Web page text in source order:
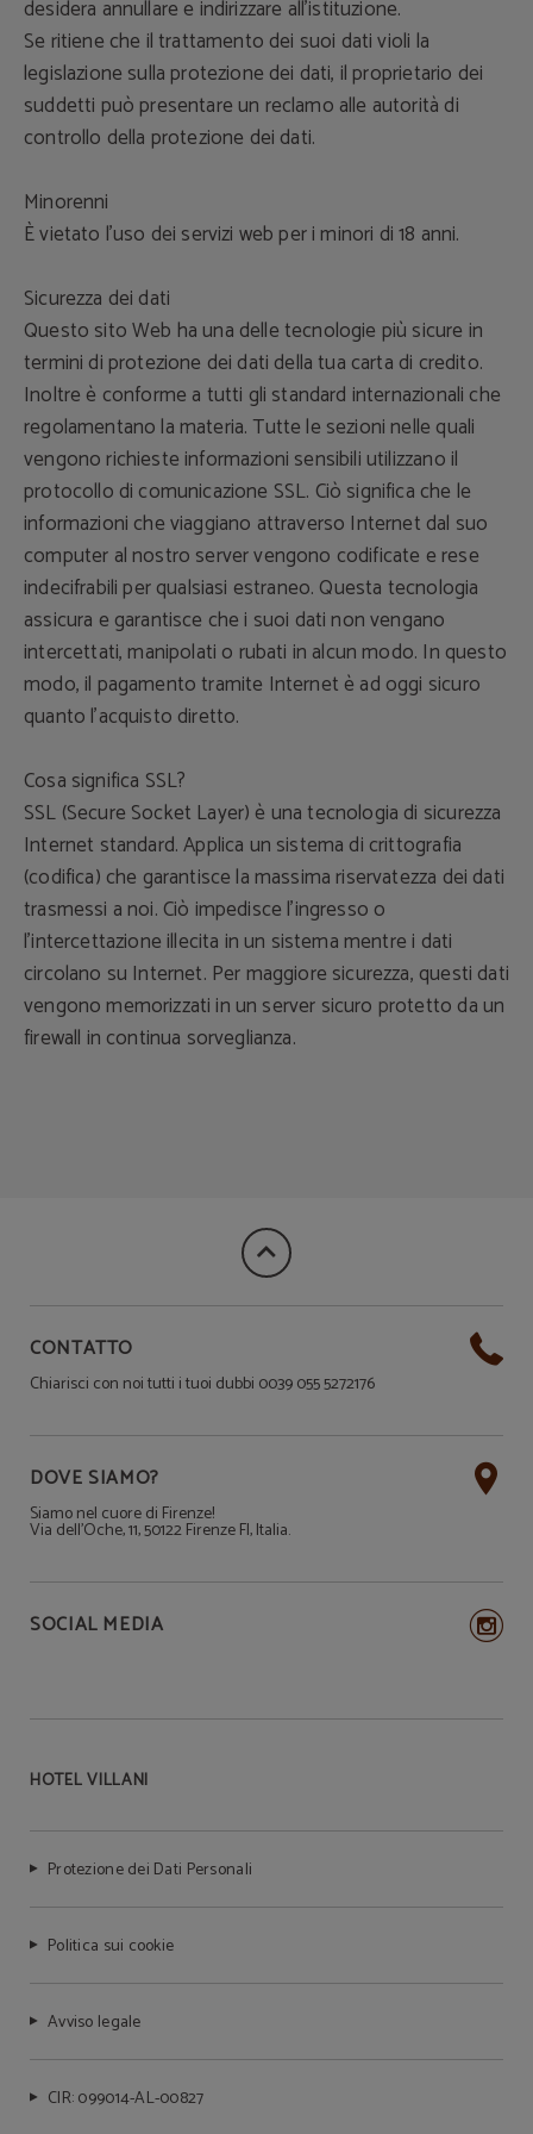
desidera annullare e indirizzare all'istituzione.
Se ritiene che il trattamento dei suoi dati violi la
legislazione sulla protezione dei dati, il proprietario dei
suddetti può presentare un reclamo alle autorità di
controllo della protezione dei dati.
Minorenni
È vietato l'uso dei servizi web per i minori di 18 anni.
Sicurezza dei dati
Questo sito Web ha una delle tecnologie più sicure in
termini di protezione dei dati della tua carta di credito.
Inoltre è conforme a tutti gli standard internazionali che
regolamentano la materia. Tutte le sezioni nelle quali
vengono richieste informazioni sensibili utilizzano il
protocollo di comunicazione SSL. Ciò significa che le
informazioni che viaggiano attraverso Internet dal suo
computer al nostro server vengono codificate e rese
indecifrabili per qualsiasi estraneo. Questa tecnologia
assicura e garantisce che i suoi dati non vengano
intercettati, manipolati o rubati in alcun modo. In questo
modo, il pagamento tramite Internet è ad oggi sicuro
quanto l'acquisto diretto.
Cosa significa SSL?
SSL (Secure Socket Layer) è una tecnologia di sicurezza
Internet standard. Applica un sistema di crittografia
(codifica) che garantisce la massima riservatezza dei dati
trasmessi a noi. Ciò impedisce l'ingresso o
l'intercettazione illecita in un sistema mentre i dati
circolano su Internet. Per maggiore sicurezza, questi dati
vengono memorizzati in un server sicuro protetto da un
firewall in continua sorveglianza.
CONTATTO
Chiarisci con noi tutti i tuoi dubbi 0039 055 5272176
DOVE SIAMO?
Siamo nel cuore di Firenze!
Via dell'Oche, 11, 50122 Firenze FI, Italia.
SOCIAL MEDIA
HOTEL VILLANI
Protezione dei Dati Personali
Politica sui cookie
Avviso legale
CIR: 099014-AL-00827